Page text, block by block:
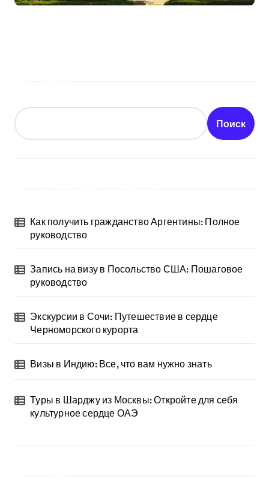
Поиск
Как получить гражданство Аргентины: Полное
руководство
Запись на визу в Посольство США: Пошаговое
руководство
Экскурсии в Сочи: Путешествие в сердце
Черноморского курорта
Визы в Индию: Все, что вам нужно знать
Туры в Шарджу из Москвы: Откройте для себя
культурное сердце ОАЭ